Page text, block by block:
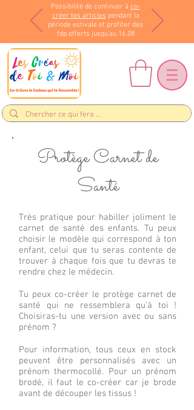
Possibilité de continuer à co-
créer tes articles pendant la
période estivale et profiter des
fdp offerts jusqu'au 16.08
Protège Carnet de
Santé
Très pratique pour habiller joliment le
carnet de santé des enfants. Tu peux
choisir le modèle qui correspond à ton
enfant, celui que tu seras contente de
trouver à chaque fois que tu devras te
rendre chez le médecin.
Tu peux co-créer le protège carnet de
santé qui ne ressemblera qu'à toi !
Choisiras-tu une version avec ou sans
prénom ?
Pour information, tous ceux en stock
peuvent être personnalisés avec un
prénom thermocollé. Pour un prénom
brodé, il faut le co-créer car je brode
avant de découper les tissus !